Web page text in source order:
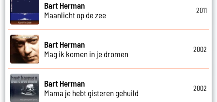
Bart Herman
Maanlicht op de zee
2011
Bart Herman
Mag ik komen in je dromen
2002
Bart Herman
Mama je hebt gisteren gehuild
2002